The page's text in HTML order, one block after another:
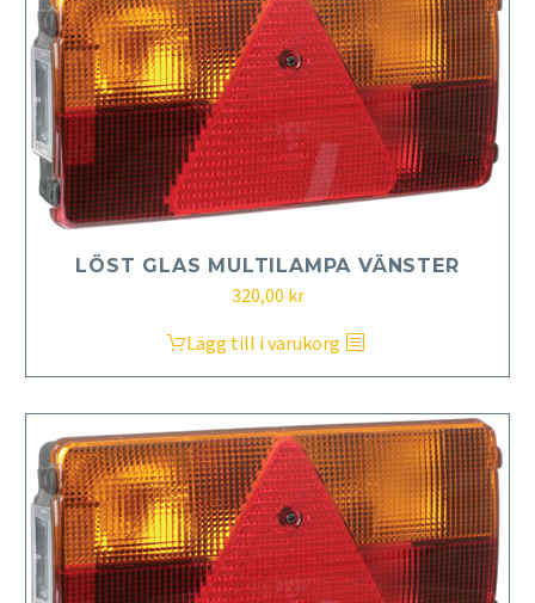
LÖST GLAS MULTILAMPA VÄNSTER
320,00 kr
Lägg till i varukorg